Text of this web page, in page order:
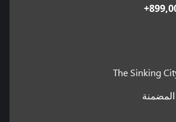
The Sinking
المضمنة